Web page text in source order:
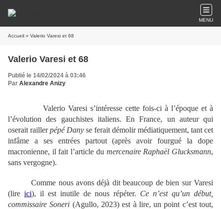
MENU
Accueil » Valerio Varesi et 68
Valerio Varesi et 68
Publié le 14/02/2024 à 03:46
Par Alexandre Anizy
Valerio Varesi s’intéresse cette fois-ci à l’époque et à
l’évolution des gauchistes italiens. En France, un auteur qui
oserait raillerpépé Dany se ferait démolir médiatiquement, tant cet
infâme a ses entrées partout (après avoir fourgué la dope
macronienne, il fait l’article du mercenaire Raphaël Glucksmann,
sans vergogne).
Comme nous avons déjà dit beaucoup de bien sur Varesi
(lire ici), il est inutile de nous répéter. Ce n’est qu’un début,
commissaire Soneri (Agullo, 2023) est à lire, un point c’est tout,